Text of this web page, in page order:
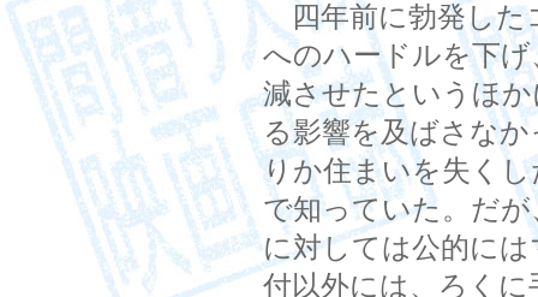
四年前に勃発した
へのハードルを下
減させたというほ
る影響を及ばさな
りか住まいを失く
で知っていた。だ
に対しては公的に
付以外には、ろく